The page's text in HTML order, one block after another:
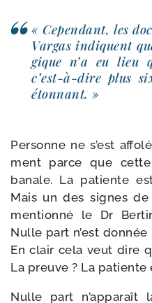
« Cependant, les
Vargas indiquent
gique n’a eu lieu
c’est-à-dire plus
étonnant. »
Personne ne s’est
ment parce que
banale. La patiente
Mais un des signes
men­tion­né le Dr
Nulle part n’est
En clair cela veut dire
La preuve ? La
Nulle part n’apparaît